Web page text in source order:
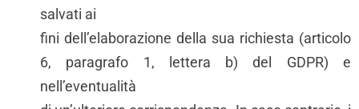
salvati ai
fini dell’elaborazione della sua richiesta (articolo
6, paragrafo 1, lettera b) del GDPR) e
nell’eventualità